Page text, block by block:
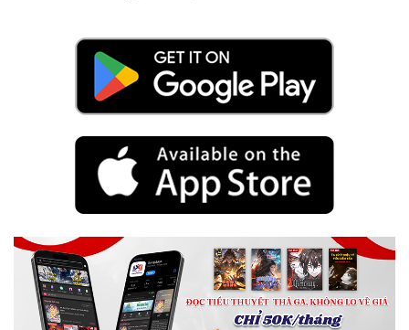
Khoa Huyễn Không Gian
Làm Giàu
Lịch Sử